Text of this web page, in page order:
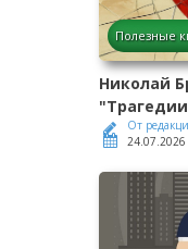
Полезные
Николай
От
24.07.2026